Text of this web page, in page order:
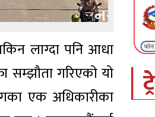
लाग्दा पनि आधा
सम्झौता गरिएको यो
एक अधिकारीका